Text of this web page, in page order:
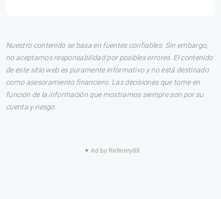
Nuestro contenido se basa en fuentes confiables. Sin embargo,
no aceptamos responsabilidad por posibles errores. El contenido
de este sitio web es puramente informativo y no está destinado
como asesoramiento financiero. Las decisiones que tome en
función de la información que mostramos siempre son por su
cuenta y riesgo.
▼ Ad by Refinery89